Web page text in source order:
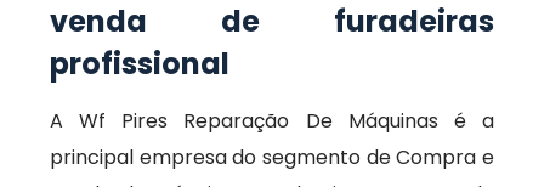
venda de furadeiras
profissional
A Wf Pires Reparação De Máquinas é a
principal empresa do segmento de Compra e